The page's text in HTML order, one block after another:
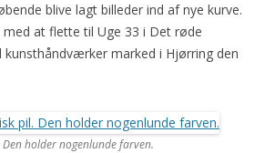
blive lagt billeder ind af nye kurve.
at flette til Uge 33 i Det røde
kunsthåndværker marked i Hjørring den
holder nogenlunde farven.